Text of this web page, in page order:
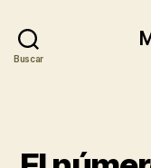
Buscar